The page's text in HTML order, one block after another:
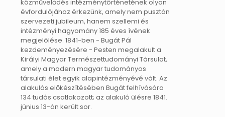
közművelődés intézménytörténetének olyan
évfordulójához érkezünk, amely nem pusztán
szervezeti jubileum, hanem szellemi és
intézményi hagyomány 185 éves ívének
megjelölése. 1841-ben - Bugát Pál
kezdeményezésére - Pesten megalakult a
Királyi Magyar Természettudományi Társulat,
amely a modern magyar tudományos
társulati élet egyik alapintézményévé vált. Az
alakulás előkészítésében Bugát felhívására
134 tudós csatlakozott; az alakuló ülésre 1841.
június 13-án került sor.